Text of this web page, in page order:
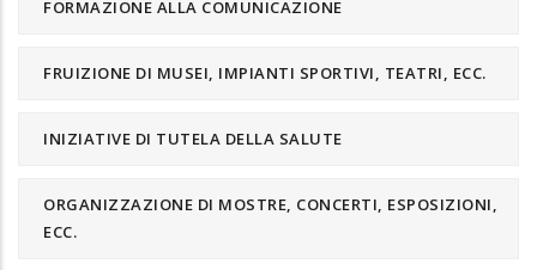
FORMAZIONE ALLA COMUNICAZIONE
FRUIZIONE DI MUSEI, IMPIANTI SPORTIVI, TEATRI, ECC.
INIZIATIVE DI TUTELA DELLA SALUTE
ORGANIZZAZIONE DI MOSTRE, CONCERTI, ESPOSIZIONI,
ECC.